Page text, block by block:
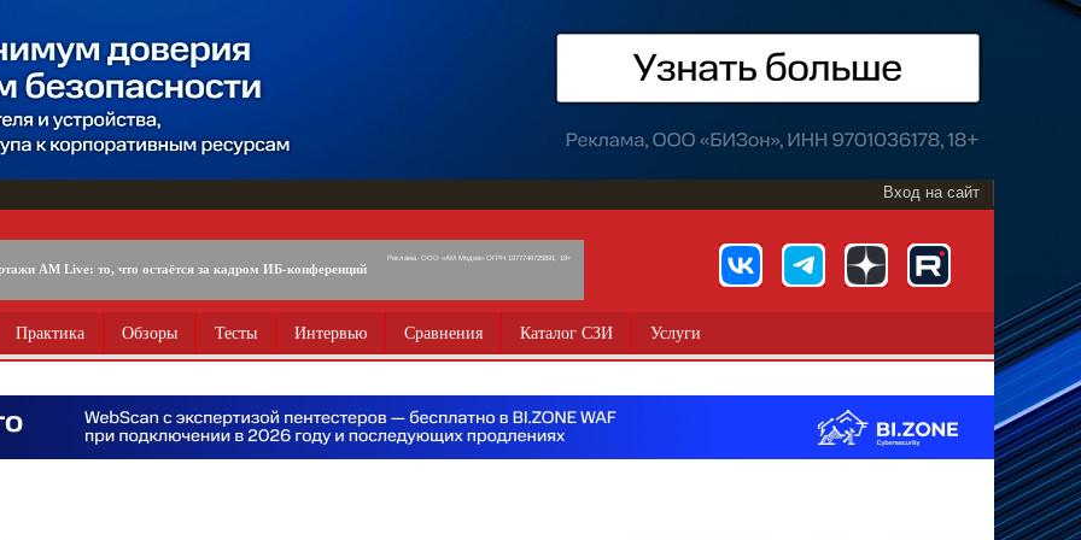
Вход на сайт
AM Live: то, что остаётся за кадром ИБ-конференций
Реклама. ООО «АМ Медиа» ОГРН 1077746725891, 18+
Практика Обзоры Тесты Интервью Сравнения Каталог СЗИ Услуги